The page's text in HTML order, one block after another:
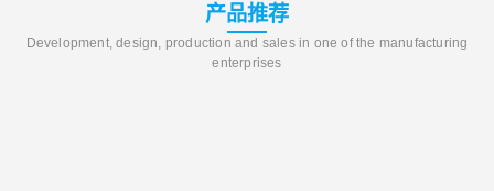
产品推荐
Development, design, production and sales in one of the manufacturing
enterprises